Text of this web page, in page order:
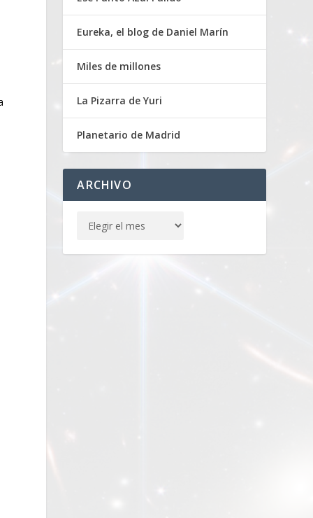
Eureka, el blog de Daniel Marín
Miles de millones
La Pizarra de Yuri
Planetario de Madrid
ARCHIVO